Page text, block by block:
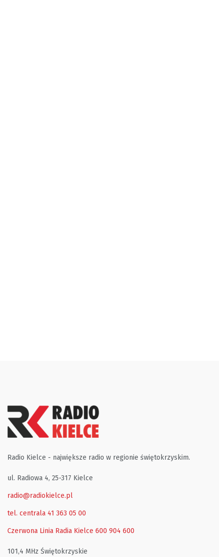
Radio Kielce - największe radio w regionie świętokrzyskim.
ul. Radiowa 4, 25-317 Kielce
radio@radiokielce.pl
tel. centrala 41 363 05 00
Czerwona Linia Radia Kielce 600 904 600
101,4 MHz Świętokrzyskie